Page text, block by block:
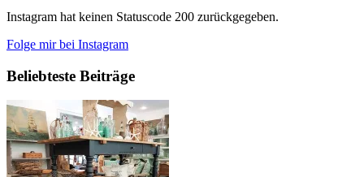
Instagram hat keinen Statuscode 200 zurückgegeben.
Folge mir bei Instagram
Beliebteste Beiträge